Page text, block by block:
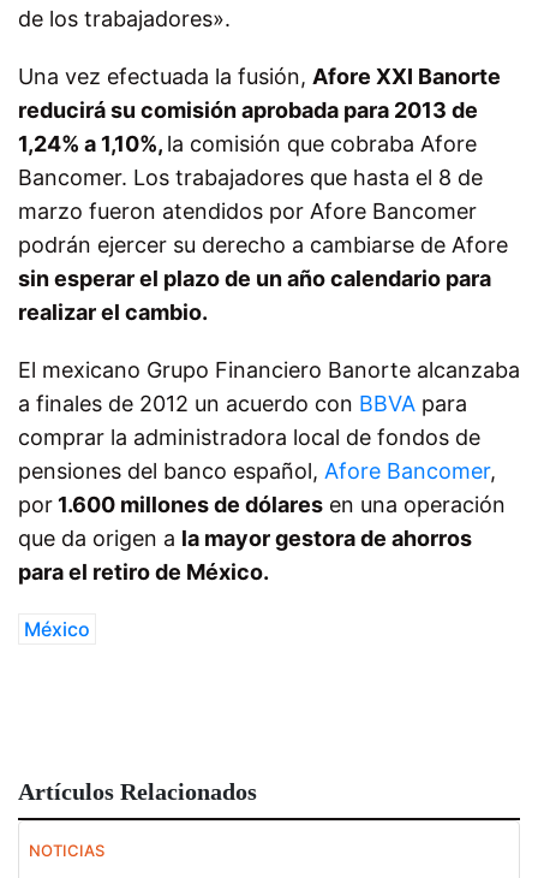
de los trabajadores».
Una vez efectuada la fusión, Afore XXI Banorte
reducirá su comisión aprobada para 2013 de
1,24% a 1,10%, la comisión que cobraba Afore
Bancomer. Los trabajadores que hasta el 8 de
marzo fueron atendidos por Afore Bancomer
podrán ejercer su derecho a cambiarse de Afore
sin esperar el plazo de un año calendario para
realizar el cambio.
El mexicano Grupo Financiero Banorte alcanzaba
a finales de 2012 un acuerdo con BBVA para
comprar la administradora local de fondos de
pensiones del banco español, Afore Bancomer,
por 1.600 millones de dólares en una operación
que da origen a la mayor gestora de ahorros
para el retiro de México.
México
Artículos Relacionados
NOTICIAS